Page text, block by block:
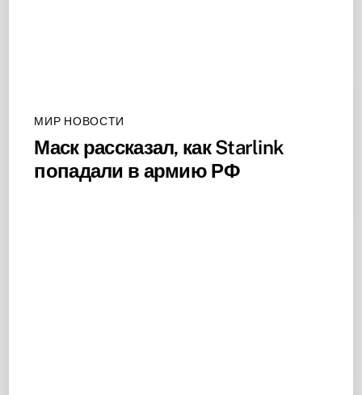
МИР НОВОСТИ
Маск рассказал, как Starlink
попадали в армию РФ